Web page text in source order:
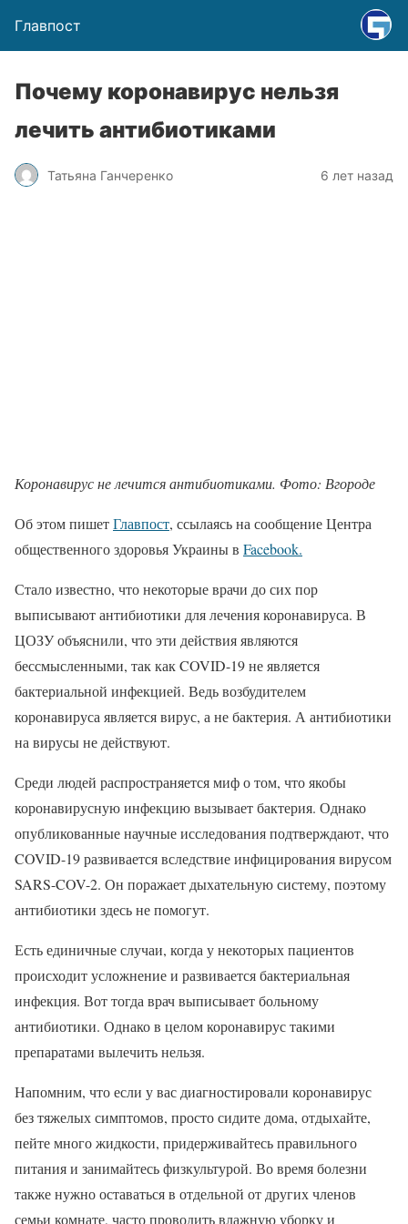
Главпост
Почему коронавирус нельзя
лечить антибиотиками
Татьяна Ганчеренко 6 лет назад
Коронавирус не лечится антибиотиками. Фото: Вгороде
Об этом пишетГлавпост, ссылаясь на сообщение Центра
общественного здоровья Украины в Facebook.
Стало известно, что некоторые врачи до сих пор
выписывают антибиотики для лечения коронавируса. В
ЦОЗУ объяснили, что эти действия являются
бессмысленными, так как COVID-19 не является
бактериальной инфекцией. Ведь возбудителем
коронавируса является вирус, а не бактерия. А антибиотики
на вирусы не действуют.
Среди людей распространяется миф о том, что якобы
коронавирусную инфекцию вызывает бактерия. Однако
опубликованные научные исследования подтверждают, что
COVID-19 развивается вследствие инфицирования вирусом
SARS-COV-2. Он поражает дыхательную систему, поэтому
антибиотики здесь не помогут.
Есть единичные случаи, когда у некоторых пациентов
происходит усложнение и развивается бактериальная
инфекция. Вот тогда врач выписывает больному
антибиотики. Однако в целом коронавирус такими
препаратами вылечить нельзя.
Напомним, что если у вас диагностировали коронавирус
без тяжелых симптомов, просто сидите дома, отдыхайте,
пейте много жидкости, придерживайтесь правильного
питания и занимайтесь физкультурой. Во время болезни
также нужно оставаться в отдельной от других членов
семьи комнате, часто проводить влажную уборку и